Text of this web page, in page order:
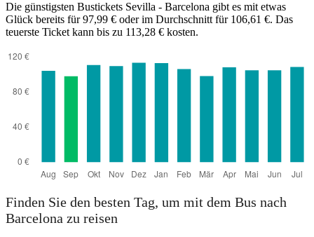
Die günstigsten Bustickets Sevilla - Barcelona gibt es mit etwas
Glück bereits für 97,99 € oder im Durchschnitt für 106,61 €. Das
teuerste Ticket kann bis zu 113,28 € kosten.
Finden Sie den besten Tag, um mit dem Bus nach
Barcelona zu reisen